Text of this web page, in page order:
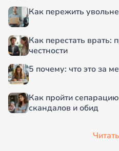
Как пережить
Как перестать врать:
честности
5 почему: что это за
Как пройти
скандалов и обид